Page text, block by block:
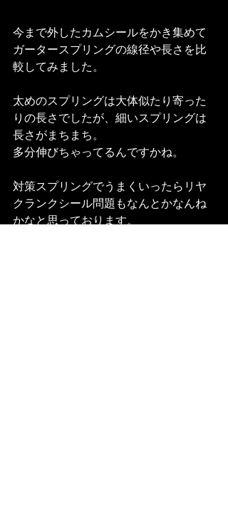
今まで外したカムシールをかき集めて
ガータースプリングの線径や長さを比
較してみました。
太めのスプリングは大体似たり寄った
りの長さでしたが、細いスプリングは
長さがまちまち。
多分伸びちゃってるんですかね。
対策スプリングでうまくいったらリヤ
クランクシール問題もなんとかなんね
かなと思っております。